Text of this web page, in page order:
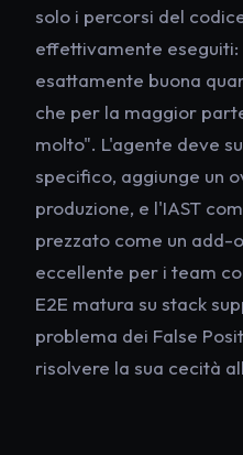
solo i percorsi del
effettivamente eseguiti:
esattamente buona
che per la maggior
molto". L'agente deve
specifico, aggiunge un
produzione, e l'IAST
prezzato come un add-
eccellente per i team
E2E matura su stack
problema dei False
risolvere la sua cecità